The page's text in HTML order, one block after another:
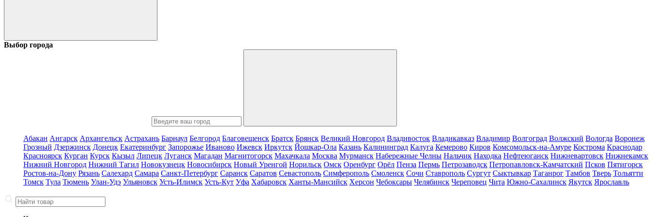
Выбор города
Абакан Ангарск Архангельск Астрахань Барнаул Белгород Благовещенск Братск Брянск Великий Новгород Владивосток Владикавказ Владимир Волгоград Волжский Вологда Воронеж
Грозный Дзержинск Донецк Екатеринбург Запорожье Иваново Ижевск Иркутск Йошкар-Ола Казань Калининград Калуга Кемерово Киров Комсомольск-на-Амуре Кострома Краснодар
Красноярск Курган Курск Кызыл Липецк Луганск Магадан Магнитогорск Махачкала Москва Мурманск Набережные Челны Нальчик Находка Нефтеюганск Нижневартовск Нижнекамск
Нижний Новгород Нижний Тагил Новокузнецк Новосибирск Новый Уренгой Норильск Омск Оренбург Орёл Пенза Пермь Петрозаводск Петропавловск-Камчатский Псков Пятигорск
Ростов-на-Дону Рязань Салехард Самара Санкт-Петербург Саранск Саратов Севастополь Симферополь Смоленск Сочи Ставрополь Сургут Сыктывкар Таганрог Тамбов Тверь Тольятти
Томск Тула Тюмень Улан-Удэ Ульяновск Усть-Илимск Усть-Кут Уфа Хабаровск Ханты-Мансийск Херсон Чебоксары Челябинск Череповец Чита Южно-Сахалинск Якутск Ярославль